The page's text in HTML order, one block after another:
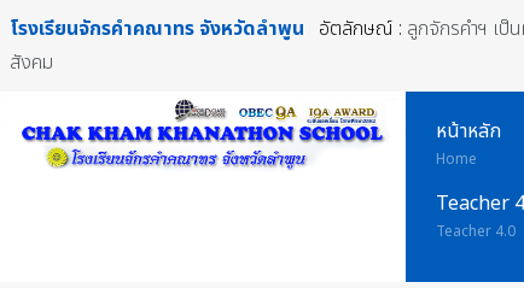
โรงเรียนจักรคำคณาทร จังหวัดลำพูน อัตลักษณ์ : ลูกจักรคำฯ เป็
สังคม
หน้าหลัก
Home
Teacher
Teacher 4.0